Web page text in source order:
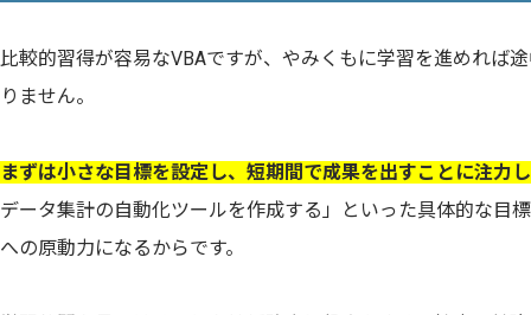
比較的習得が容易なVBAですが、やみくもに学習を進めれば
りません。
まずは小さな目標を設定し、短期間で成果を出すことに注力
データ集計の自動化ツールを作成する」といった具体的な目
への原動力になるからです。